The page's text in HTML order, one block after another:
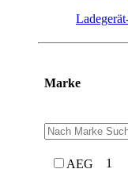
Marke
AEG 1